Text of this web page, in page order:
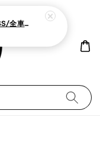
2015年883N /ABS/KEY LESS/全車黑化,里程極少